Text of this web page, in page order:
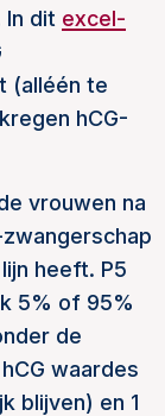
In dit excel-
(alléén te
hCG-
vrouwen na
heeft. P5
5% of 95%
de
waardes
blijven) en 1